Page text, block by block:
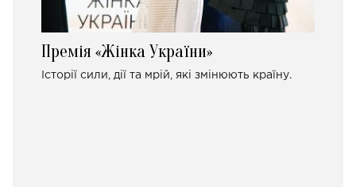
Премія «Жінка України»
Історії сили, дії та мрій, які змінюють країну.